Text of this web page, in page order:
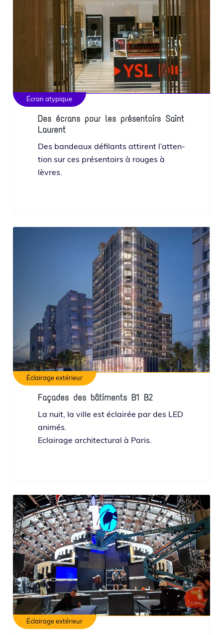
Écran atypique
Des écrans pour les présentoirs Saint
Laurent
Des ban­deaux défi­lants attirent l’at­ten­
tion sur ces pré­sen­toirs à rouges à
lèvres.
Éclairage extérieur
Façades des bâtiments B1 B2
La nuit, la ville est éclai­rée par des LED
animés.
Eclairage archi­tec­tu­ral à Paris.
Éclairage extérieur